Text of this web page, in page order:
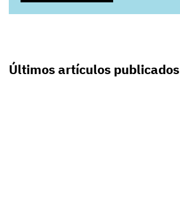
Últimos artículos publicados